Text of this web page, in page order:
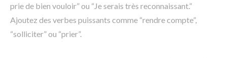
prie de bien vouloir” ou “Je serais très reconnaissant.”
Ajoutez des verbes puissants comme “rendre compte”,
“solliciter” ou “prier”.